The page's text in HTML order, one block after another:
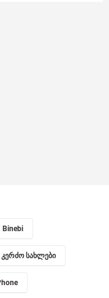
Binebi
კერძო სახლები